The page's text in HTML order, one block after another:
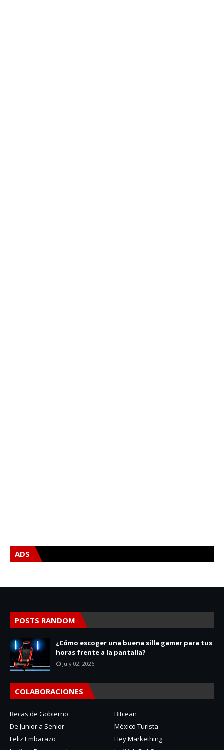
ADS
POSTS RANDOM
¿Cómo escoger una buena silla gamer para tus
horas frente a la pantalla?
July 02, 2026
COLABORACIONES
Becas de Gobierno
Bitcean
De Junior a Senior
México Turista
Feliz Embarazo
Hey Markething